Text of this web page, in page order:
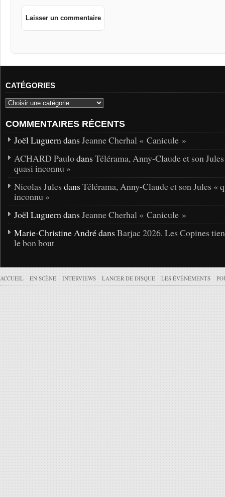
CATÉGORIES
COMMENTAIRES RÉCENTS
Joël Luguern dans Jeanne Cherhal « Canicule »
ACHARD Paulodans Télérama, Anny-Claude et son
quasi inconnu »
Nicolas Jules dans Télérama, Anny-Claude et son Jules «
inconnu »
Joël Luguern dans Jeanne Cherhal « Canicule »
Marie-Christine André dans Barjac 2026. Les Copines
le bon bout
ACCUEIL EN SCÈNE INTERVIEWS LANCER DE DISQUE LES ÉVÉNEMENTS